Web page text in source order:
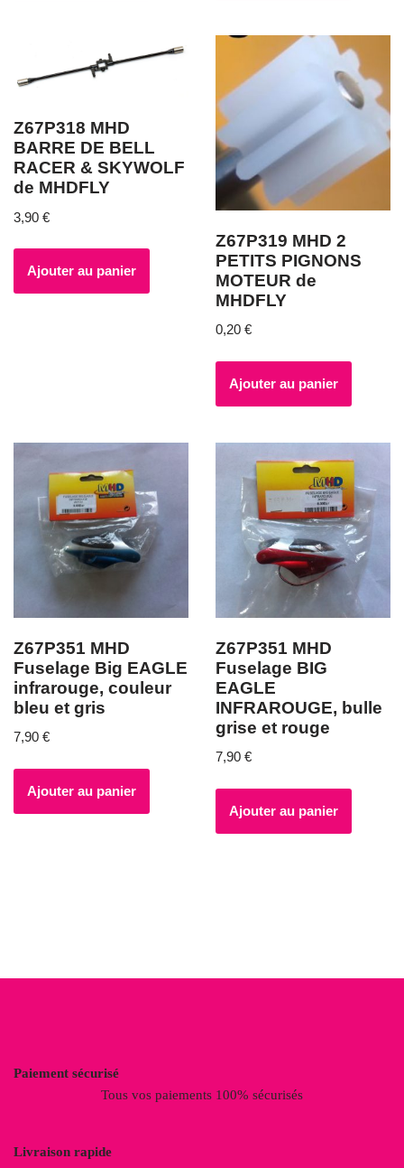
Z67P318 MHD
BARRE DE BELL
RACER & SKYWOLF
de MHDFLY
3,90 €
Ajouter au panier
Z67P319 MHD 2
PETITS PIGNONS
MOTEUR de
MHDFLY
0,20 €
Ajouter au panier
Z67P351 MHD
Fuselage Big EAGLE
infrarouge, couleur
bleu et gris
7,90 €
Ajouter au panier
Z67P351 MHD
Fuselage BIG
EAGLE
INFRAROUGE, bulle
grise et rouge
7,90 €
Ajouter au panier
Paiement sécurisé
Tous vos paiements 100% sécurisés
Livraison rapide